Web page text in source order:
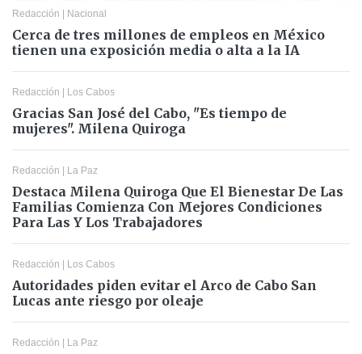
Redacción | Nacional
Cerca de tres millones de empleos en México
tienen una exposición media o alta a la IA
Redacción | Los Cabos
Gracias San José del Cabo, "Es tiempo de
mujeres". Milena Quiroga
Redacción | La Paz
Destaca Milena Quiroga Que El Bienestar De Las
Familias Comienza Con Mejores Condiciones
Para Las Y Los Trabajadores
Redacción | Los Cabos
Autoridades piden evitar el Arco de Cabo San
Lucas ante riesgo por oleaje
Redacción | La Paz